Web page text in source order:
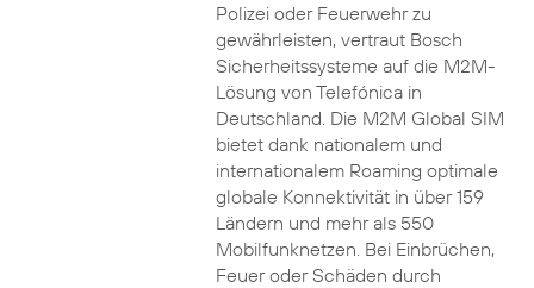
Polizei oder Feuerwehr zu
gewährleisten, vertraut Bosch
Sicherheitssysteme auf die M2M-
Lösung von Telefónica in
Deutschland. Die M2M Global SIM
bietet dank nationalem und
internationalem Roaming optimale
globale Konnektivität in über 159
Ländern und mehr als 550
Mobilfunknetzen. Bei Einbrüchen,
Feuer oder Schäden durch